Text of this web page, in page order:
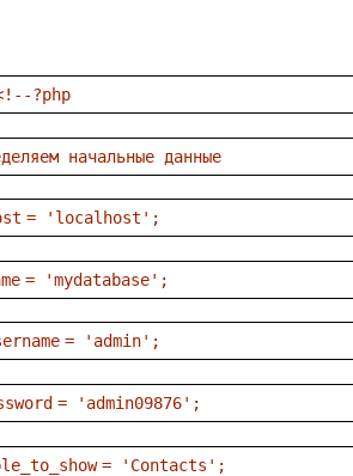
?php
начальные данные
= 'localhost' ;
= 'mydatabase' ;
= 'admin' ;
= 'admin09876' ;
= 'Contacts' ;